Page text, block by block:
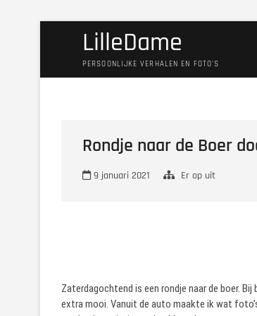
inhoud
LilleDame
PERSOONLIJKE VERHALEN EN FOTO'S
Rondje naar de Boer
9 januari 2021 Er op uit
Zaterdagochtend is een rondje naar de boer.
extra mooi. Vanuit de auto maakte ik wat